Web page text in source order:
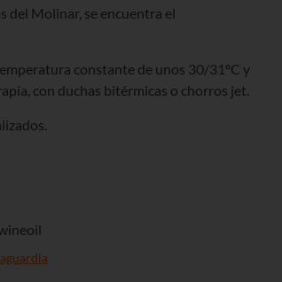
del Molinar, se encuentra el
constante de unos 30/31ºC y
con duchas bitérmicas o chorros jet.